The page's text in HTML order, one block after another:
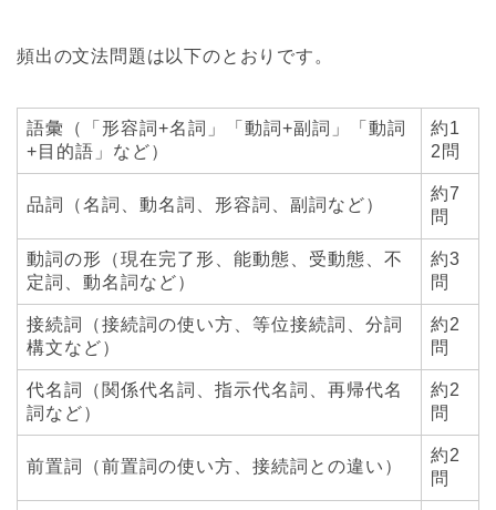
頻出の文法問題は以下のとおりです。
語彙（「形容詞+名詞」「動詞+副詞」「動詞
+目的語」など）
約1
2問
品詞（名詞、動名詞、形容詞、副詞など）
約7
問
動詞の形（現在完了形、能動態、受動態、不
定詞、動名詞など）
約3
問
接続詞（接続詞の使い方、等位接続詞、分詞
構文など）
約2
問
代名詞（関係代名詞、指示代名詞、再帰代名
詞など）
約2
問
前置詞（前置詞の使い方、接続詞との違い）
約2
問